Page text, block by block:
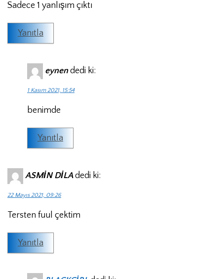
Sadece 1 yanlışım çıktı
Yanıtla
eynen dedi ki:
1 Kasım 2021, 15:54
benimde
Yanıtla
ASMİN DİLA dedi ki:
22 Mayıs 2021, 09:26
Tersten fuul çektim
Yanıtla